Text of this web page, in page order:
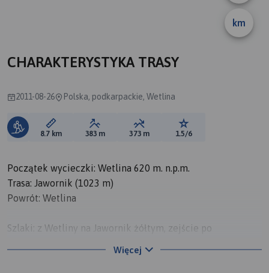
km
CHARAKTERYSTYKA TRASY
2011-08-26 Polska, podkarpackie, Wetlina
Długość trasy:
8.7 km Suma przewyższeń:
383 m Suma spadków:
373 m Ocena trasy:
1.5/6
Początek wycieczki: Wetlina 620 m. n.p.m.
Trasa: Jawornik (1023 m)
Powrót: Wetlina
Szlaki: z Wetliny na Jawornik żółtym, zejście po
Więcej